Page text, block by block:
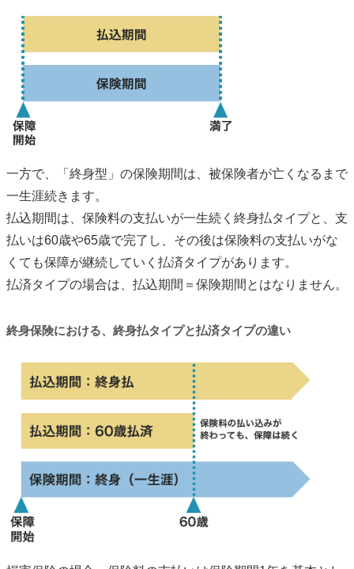
一方で、「終身型」の保険期間は、被保険者が亡くなるまで
一生涯続きます。
払込期間は、保険料の支払いが一生続く終身払タイプと、支
払いは60歳や65歳で完了し、その後は保険料の支払いがな
くても保障が継続していく払済タイプがあります。
払済タイプの場合は、払込期間＝保険期間とはなりません。
終身保険における、終身払タイプと払済タイプの違い